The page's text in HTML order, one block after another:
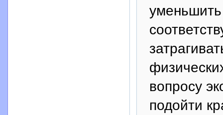
вопросу
подойти